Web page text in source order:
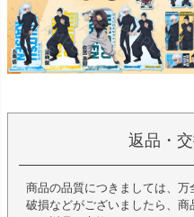
返品・
商品の品質につきましては、万
破損などがございましたら、商